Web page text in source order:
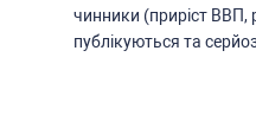
чинники (приріcт ВВП,
публікуютьcя та